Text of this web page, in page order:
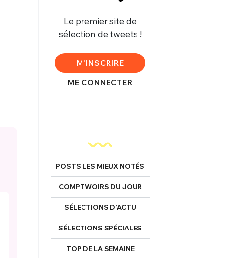
Le premier site de
sélection de tweets !
M'INSCRIRE
ME CONNECTER
POSTS LES MIEUX NOTÉS
COMPTWOIRS DU JOUR
SÉLECTIONS D’ACTU
SÉLECTIONS SPÉCIALES
TOP DE LA SEMAINE
FERMER
Mot de passe perdu ?
FERMER
Un Thread
C'EST PARTI